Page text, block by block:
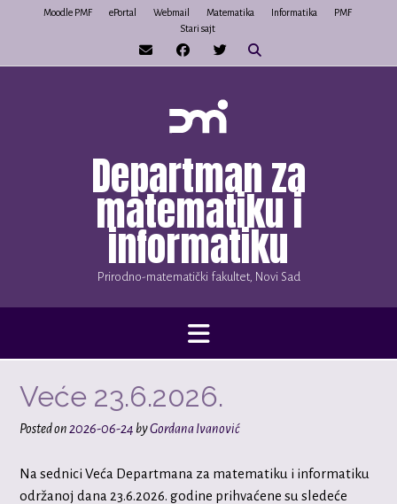
Moodle PMF ePortal Webmail Matematika Informatika
PMF
Stari sajt
Departman za
matematiku i
informatiku
Prirodno-matematički fakultet, Novi Sad
Veće 23.6.2026.
Posted on2026-06-24byGordana Ivanović
Na sednici Veća Departmana za matematiku i informatiku
održanoj dana 23.6.2026. godine prihvaćene su sledeće